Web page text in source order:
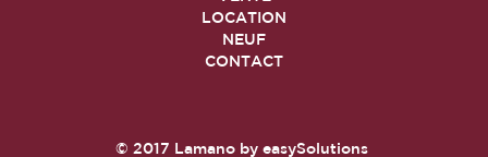
LOCATION
NEUF
CONTACT
© 2017 Lamanoby easySolutions